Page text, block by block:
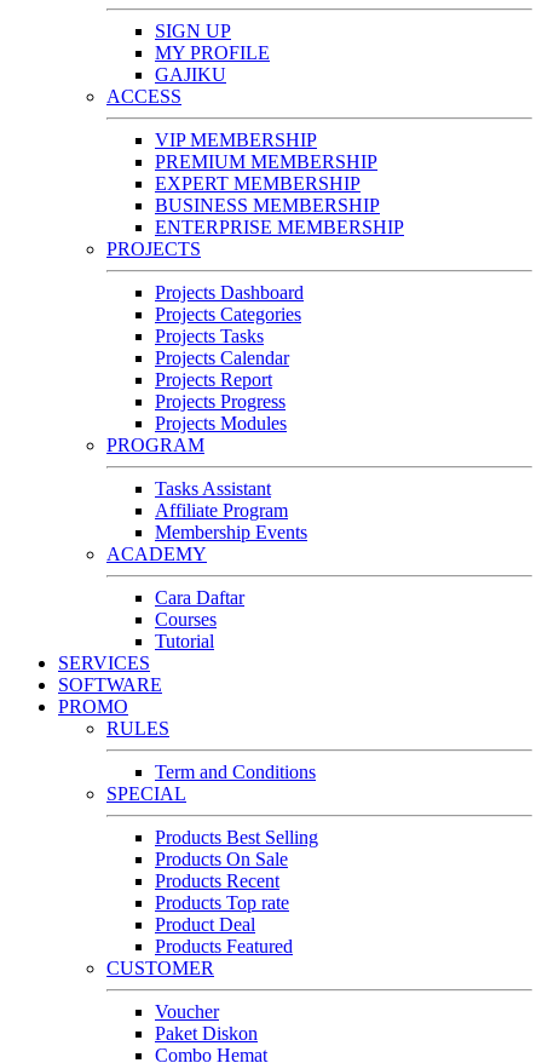
SIGN UP
MY PROFILE
GAJIKU
ACCESS
VIP MEMBERSHIP
PREMIUM MEMBERSHIP
EXPERT MEMBERSHIP
BUSINESS MEMBERSHIP
ENTERPRISE MEMBERSHIP
PROJECTS
Projects Dashboard
Projects Categories
Projects Tasks
Projects Calendar
Projects Report
Projects Progress
Projects Modules
PROGRAM
Tasks Assistant
Affiliate Program
Membership Events
ACADEMY
Cara Daftar
Courses
Tutorial
SERVICES
SOFTWARE
PROMO
RULES
Term and Conditions
SPECIAL
Products Best Selling
Products On Sale
Products Recent
Products Top rate
Product Deal
Products Featured
CUSTOMER
Voucher
Paket Diskon
Combo Hemat